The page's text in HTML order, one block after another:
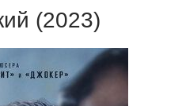
(2023)